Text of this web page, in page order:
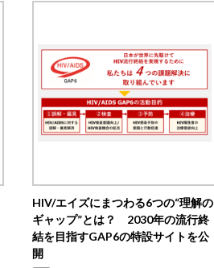
HIV/エイズにまつわる6つの“理解の
ギャップ”とは？ 2030年の流行終
結を目指すGAP6の特設サイトを公
開